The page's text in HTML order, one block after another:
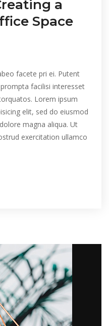
a
Space
facete pri ei. Putent
facilisi interesset
Lorem ipsum
elit, sed do eiusmod
magna aliqua. Ut
exercitation ullamco